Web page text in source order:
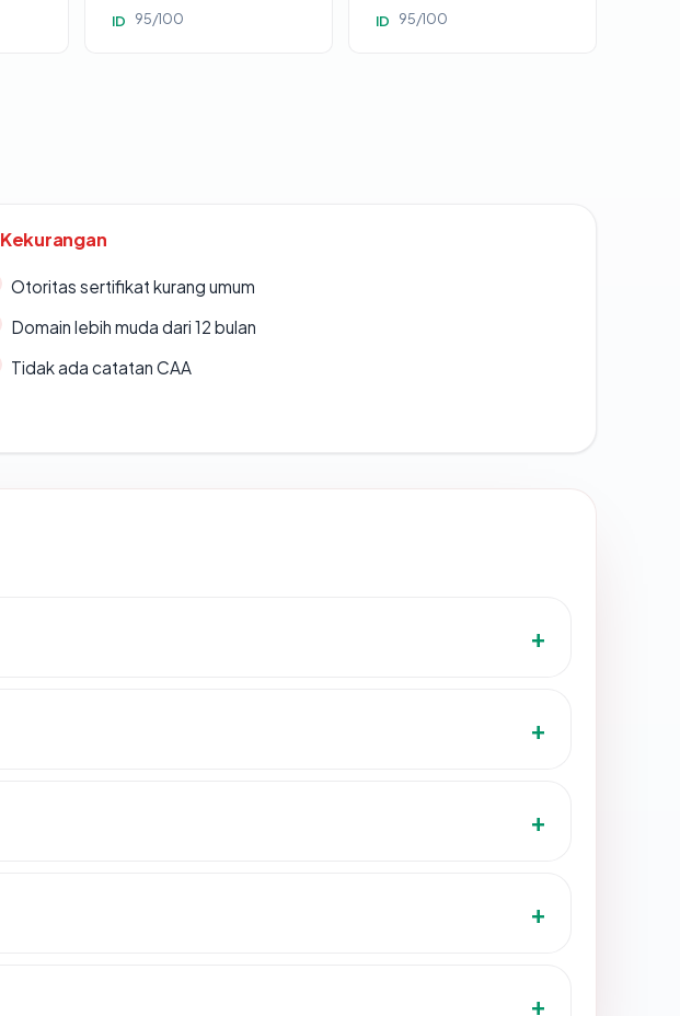
ID 95/100 ID 95/100
Kekurangan
Otoritas sertifikat kurang umum
Domain lebih muda dari 12 bulan
Tidak ada catatan CAA